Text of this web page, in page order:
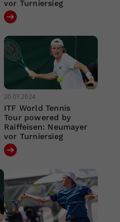
vor Turniersieg
20.07.2024
ITF World Tennis
Tour powered by
Raiffeisen: Neumayer
vor Turniersieg